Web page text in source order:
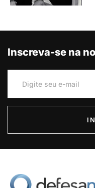
Inscreva-se na